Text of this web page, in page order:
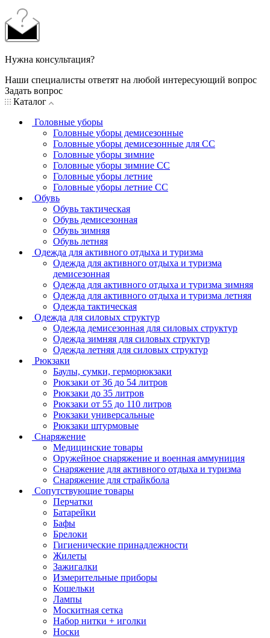
Нужна консультация?
Наши специалисты ответят на любой интересующий вопрос
Задать вопрос
Каталог
Головные уборы
Головные уборы демисезонные
Головные уборы демисезонные для СС
Головные уборы зимние
Головные уборы зимние СС
Головные уборы летние
Головные уборы летние СС
Обувь
Обувь тактическая
Обувь демисезонная
Обувь зимняя
Обувь летняя
Одежда для активного отдыха и туризма
Одежда для активного отдыха и туризма
демисезонная
Одежда для активного отдыха и туризма зимняя
Одежда для активного отдыха и туризма летняя
Одежда тактическая
Одежда для силовых структур
Одежда демисезонная для силовых структур
Одежда зимняя для силовых структур
Одежда летняя для силовых структур
Рюкзаки
Баулы, сумки, герморюкзаки
Рюкзаки от 36 до 54 литров
Рюкзаки до 35 литров
Рюкзаки от 55 до 110 литров
Рюкзаки универсальные
Рюкзаки штурмовые
Снаряжение
Медицинские товары
Оружейное снаряжение и военная аммуниция
Снаряжение для активного отдыха и туризма
Снаряжение для страйкбола
Сопутствующие товары
Перчатки
Батарейки
Бафы
Брелоки
Гигиенические принадлежности
Жилеты
Зажигалки
Измерительные приборы
Кошельки
Лампы
Москитная сетка
Набор нитки + иголки
Носки